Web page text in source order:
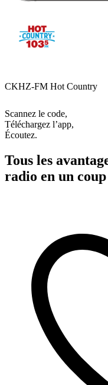
CKHZ-FM Hot Country
Scannez le code,
Téléchargez l’app,
Écoutez.
Tous les
radio en un